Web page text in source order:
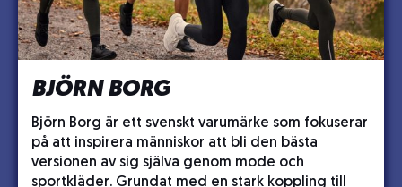
BJÖRN BORG
Björn Borg är ett svenskt varumärke som fokuserar
på att inspirera människor att bli den bästa
versionen av sig själva genom mode och
sportkläder. Grundat med en stark koppling till